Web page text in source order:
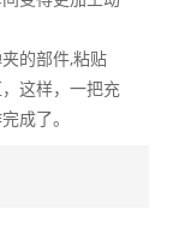
的部件,粘贴
这样，一把充
成了。